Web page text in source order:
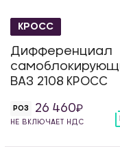
КРОСС
Дифференциал
ВАЗ 2108 КРОСС
РОЗ 26 460
НЕ ВКЛЮЧАЕТ НДС